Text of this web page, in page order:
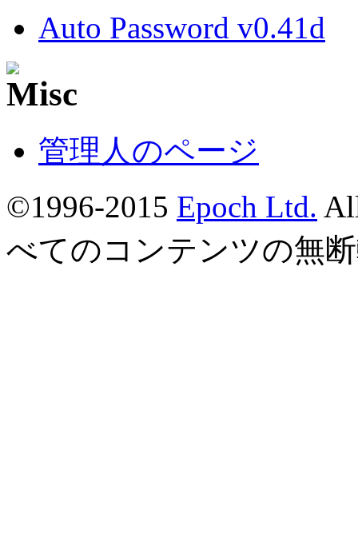
Auto Password v0.41d
管理人のページ
©1996-2015 Epoch Ltd.
べてのコンテンツの無